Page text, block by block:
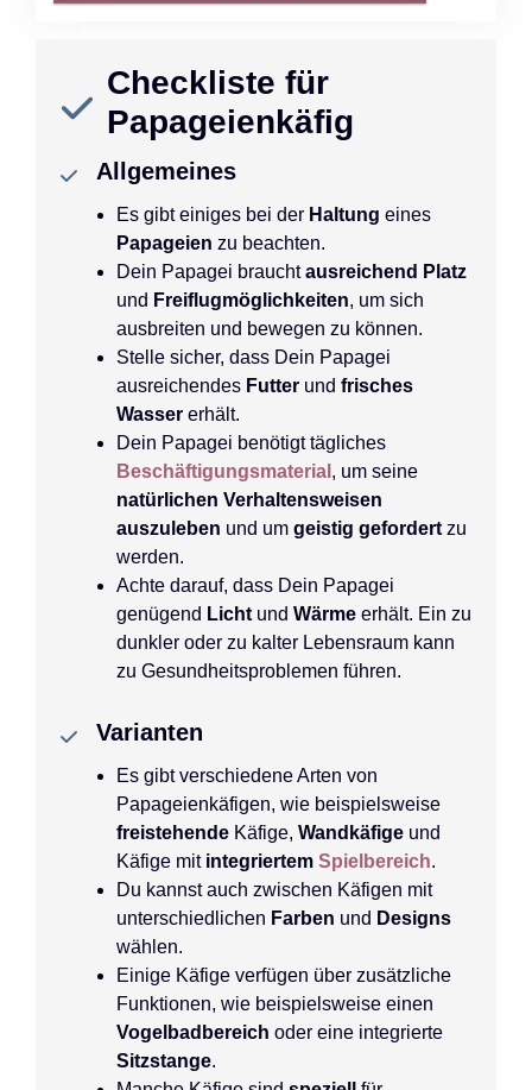
Checkliste für
Papageienkäfig
Allgemeines
Es gibt einiges bei der Haltung eines
Papageien zu beachten.
Dein Papagei brauchtausreichend Platz
und Freiflugmöglichkeiten, um sich
ausbreiten und bewegen zu können.
Stelle sicher, dass Dein Papagei
ausreichendes Futter und frisches
Wasser erhält.
Dein Papagei benötigt tägliches
Beschäftigungsmaterial , um seine
natürlichen Verhaltensweisen
auszuleben und um geistig gefordert zu
werden.
Achte darauf, dass Dein Papagei
genügend Licht und Wärme erhält. Ein zu
dunkler oder zu kalter Lebensraum kann
zu Gesundheitsproblemen führen.
Varianten
Es gibt verschiedene Arten von
Papageienkäfigen, wie beispielsweise
freistehende Käfige, Wandkäfige und
Käfige mit integriertem Spielbereich.
Du kannst auch zwischen Käfigen mit
unterschiedlichen Farben und Designs
wählen.
Einige Käfige verfügen über zusätzliche
Funktionen, wie beispielsweise einen
Vogelbadbereich oder eine integrierte
Sitzstange.